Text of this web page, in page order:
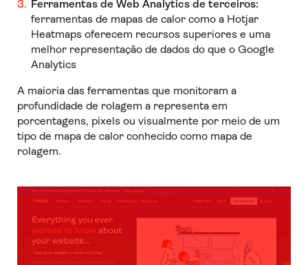
Ferramentas de Web Analytics de terceiros:
ferramentas de mapas de calor como a Hotjar
Heatmaps oferecem recursos superiores e uma
melhor representação de dados do que o Google
Analytics
A maioria das ferramentas que monitoram a
profundidade de rolagem a representa em
porcentagens, pixels ou visualmente por meio de um
tipo de mapa de calor conhecido como mapa de
rolagem.